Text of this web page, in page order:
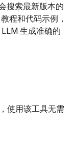
搜索最新版本的
程和代码示例，
生成准确的
使用该工具无需